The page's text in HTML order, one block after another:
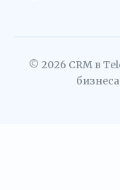
© 2026 CRM в